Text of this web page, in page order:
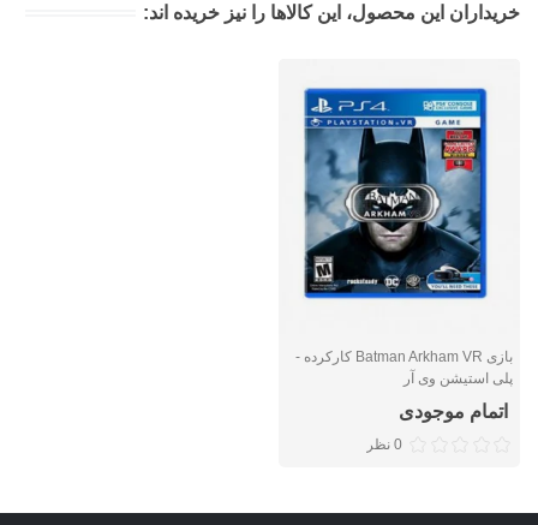
خریداران این محصول، این کالاها را نیز خریده اند:
بازی Batman Arkham VR کارکرده -
پلی استیشن وی آر
اتمام موجودی
0 نظر